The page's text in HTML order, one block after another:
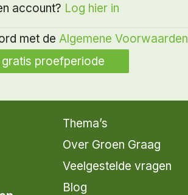
account? Log hier in
met de Algemene Voorwaarden
Thema’s
Over Groen Graag
Veelgestelde vragen
Blog